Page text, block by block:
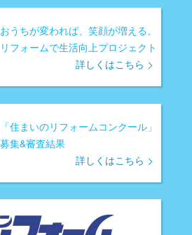
おうちが変われば、笑顔が増える。
リフォームで生活向上プロジェクト
詳しくはこちら
「住まいのリフォームコンクール」
募集&審査結果
詳しくはこちら